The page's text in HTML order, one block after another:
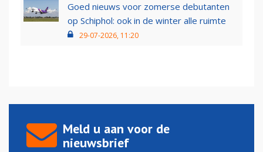
Goed nieuws voor zomerse debutanten
op Schiphol: ook in de winter alle ruimte
29-07-2026, 11:20
Meld u aan voor de
nieuwsbrief